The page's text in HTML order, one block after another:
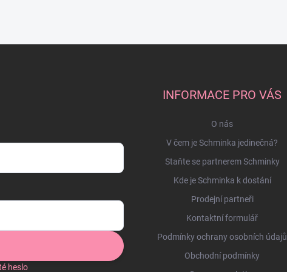
heslo
INFORMACE PRO VÁS
O nás
V čem je Schminka jedinečná?
Staňte se partnerem Schminky
Kde je Schminka k dostání
Prodejní partneři
Kontaktní formulář
Podmínky ochrany osobních údajů
Obchodní podmínky